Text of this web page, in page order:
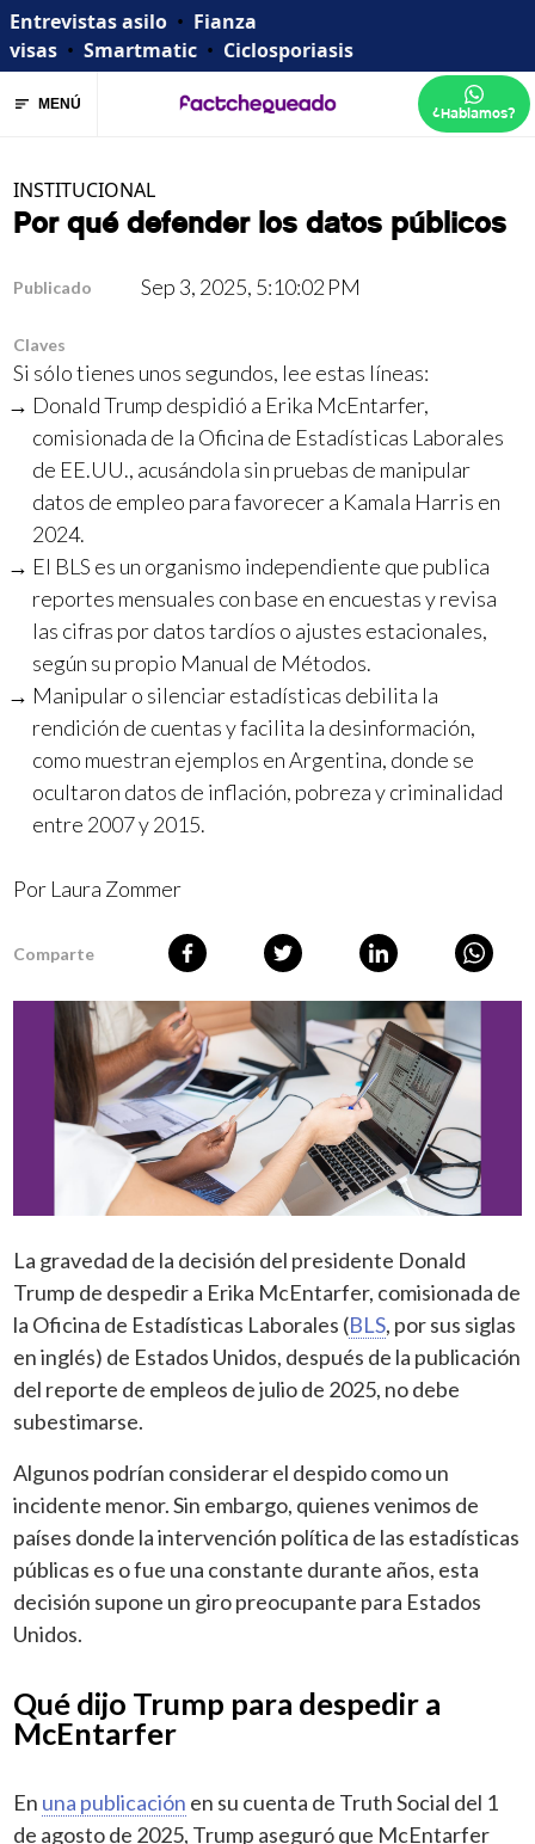
Entrevistas asilo • Fianza
visas • Smartmatic • Ciclosporiasis
MENÚ ¿Hablamos?
INSTITUCIONAL
Por qué defender los datos públicos
Publicado Sep 3, 2025, 5:10:02 PM
Claves
Si sólo tienes unos segundos, lee estas líneas:
Donald Trump despidió a Erika McEntarfer,
comisionada de la Oficina de Estadísticas Laborales
de EE.UU., acusándola sin pruebas de manipular
datos de empleo para favorecer a Kamala Harris en
2024.
El BLS es un organismo independiente que publica
reportes mensuales con base en encuestas y revisa
las cifras por datos tardíos o ajustes estacionales,
según su propio Manual de Métodos.
Manipular o silenciar estadísticas debilita la
rendición de cuentas y facilita la desinformación,
como muestran ejemplos en Argentina, donde se
ocultaron datos de inflación, pobreza y criminalidad
entre 2007 y 2015.
Por Laura Zommer
Comparte
La gravedad de la decisión del presidente Donald
Trump de despedir a Erika McEntarfer, comisionada de
la Oficina de Estadísticas Laborales (BLS, por sus siglas
en inglés) de Estados Unidos, después de la publicación
del reporte de empleos de julio de 2025, no debe
subestimarse.
Algunos podrían considerar el despido como un
incidente menor. Sin embargo, quienes venimos de
países donde la intervención política de las estadísticas
públicas es o fue una constante durante años, esta
decisión supone un giro preocupante para Estados
Unidos.
Qué dijo Trump para despedir a
McEntarfer
En una publicación en su cuenta de Truth Social del 1
de agosto de 2025, Trump aseguró que McEntarfer